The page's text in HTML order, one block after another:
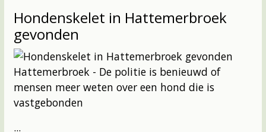
Hondenskelet in Hattemerbroek
gevonden
Hattemerbroek - De politie is benieuwd of
mensen meer weten over een hond die is
vastgebonden
...